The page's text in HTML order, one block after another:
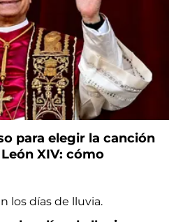
para elegir la canción
XIV: cómo